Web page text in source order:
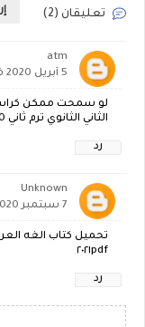
تعليقان (2)
atm
5 أبريل 2020 في 9:39 ص
لو سمحت ممكن كراسة
الثاني الثانوي ترم ثاني 2020
رد
Unknown
7 سبتمبر 2020 في 12:16 م
تحميل كتاب الغه
٢٠٢١pdf
رد